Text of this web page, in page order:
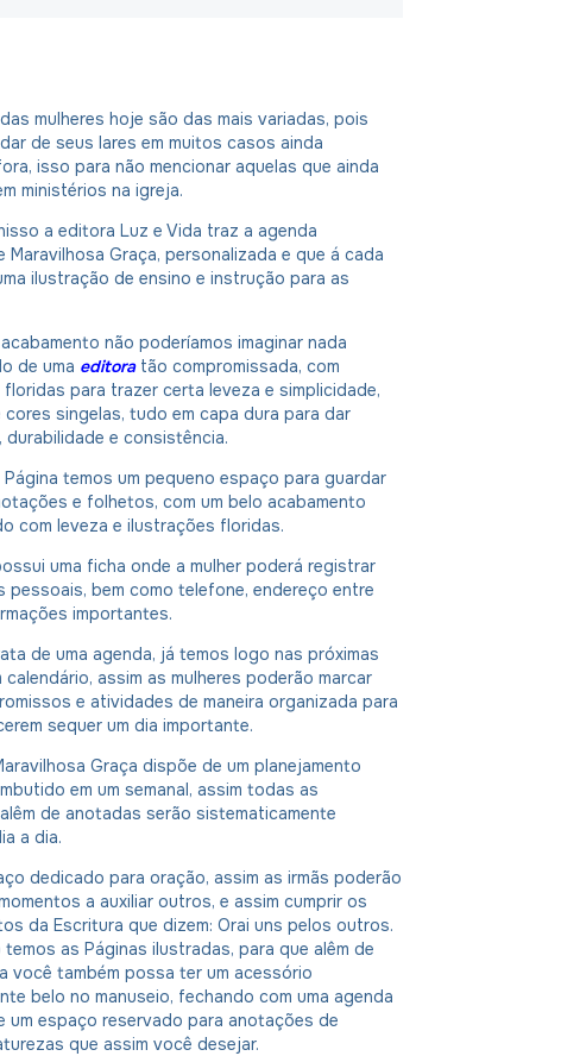
mulheres hoje são das mais variadas, pois
de seus lares em muitos casos ainda
isso para não mencionar aquelas que ainda
ministérios na igreja.
a editora Luz e Vida traz a agenda
Maravilhosa Graça, personalizada e que á cada
ilustração de ensino e instrução para as
não poderíamos imaginar nada
de uma editoratão compromissada, com
para trazer certa leveza e simplicidade,
singelas, tudo em capa dura para dar
durabilidade e consistência.
Página temos um pequeno espaço para guardar
e folhetos, com um belo acabamento
com leveza e ilustrações floridas.
uma ficha onde a mulher poderá registrar
pessoais, bem como telefone, endereço entre
importantes.
de uma agenda, já temos logo nas próximas
calendário, assim as mulheres poderão marcar
e atividades de maneira organizada para
sequer um dia importante.
Graça dispõe de um planejamento
em um semanal, assim todas as
de anotadas serão sistematicamente
a dia.
dedicado para oração, assim as irmãs poderão
a auxiliar outros, e assim cumprir os
da Escritura que dizem: Orai uns pelos outros.
temos as Páginas ilustradas, para que alêm de
você também possa ter um acessório
belo no manuseio, fechando com uma agenda
um espaço reservado para anotações de
que assim você desejar.